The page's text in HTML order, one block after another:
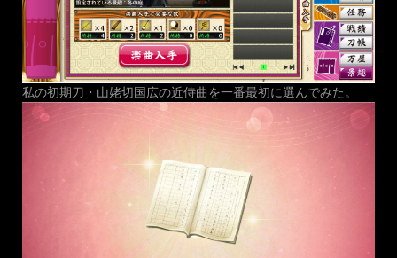
私の初期刀・山姥切国広の近侍曲を一番最初に選んでみた。